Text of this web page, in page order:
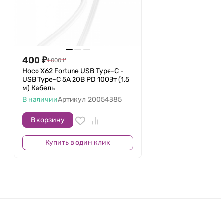
400 ₽1 000 ₽
Hoco X62 Fortune USB Type-C -
USB Type-C 5A 20В PD 100Вт (1,5
м) Кабель
В наличииАртикул 20054885
В корзину
Купить в один клик